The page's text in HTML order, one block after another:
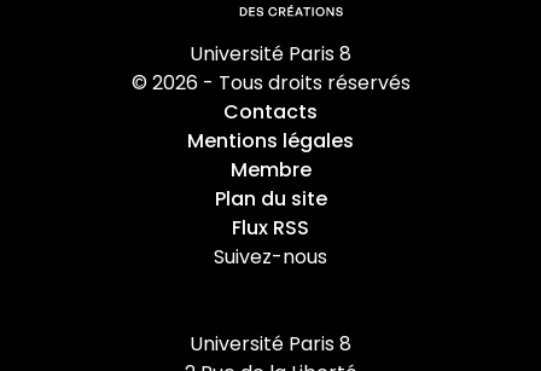
Université Paris 8
© 2026 - Tous droits réservés
Contacts
Mentions légales
Membre
Plan du site
Flux RSS
Suivez-nous
Université Paris 8